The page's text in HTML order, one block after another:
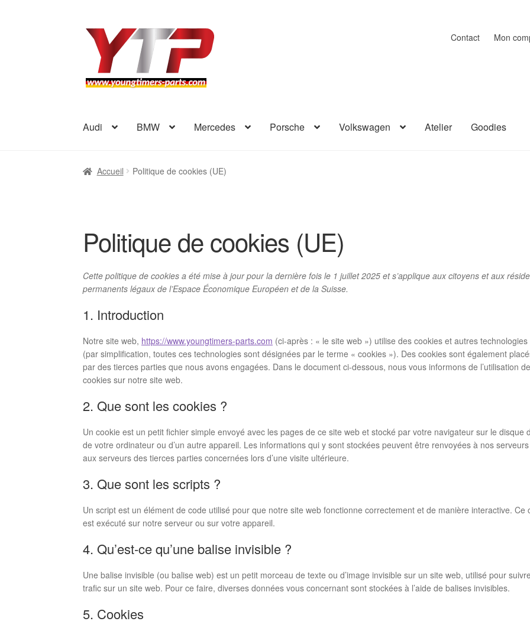
Aller
navigation
Aller
contenu
Contact Mon
Audi BMW Mercedes Porsche Volkswagen Atelier Goodies
Accueil Politique de cookies (UE)
Politique de cookies (UE)
Cette politique de cookies a été mise à jour pour la dernière fois le 1 juillet 2025 et s’applique aux citoyens et aux
permanents légaux de l’Espace Économique Européen et de la Suisse.
1. Introduction
Notre site web, https://www.youngtimers-parts.com (ci-après : « le site web ») utilise des cookies et autres technologies
(par simplification, toutes ces technologies sont désignées par le terme « cookies »). Des cookies sont également
par des tierces parties que nous avons engagées. Dans le document ci-dessous, nous vous informons de l’utilisation
cookies sur notre site web.
2. Que sont les cookies ?
Un cookie est un petit fichier simple envoyé avec les pages de ce site web et stocké par votre navigateur sur le disque
de votre ordinateur ou d’un autre appareil. Les informations qui y sont stockées peuvent être renvoyées à nos
aux serveurs des tierces parties concernées lors d’une visite ultérieure.
3. Que sont les scripts ?
Un script est un élément de code utilisé pour que notre site web fonctionne correctement et de manière interactive. Ce
est exécuté sur notre serveur ou sur votre appareil.
4. Qu’est-ce qu’une balise invisible ?
Une balise invisible (ou balise web) est un petit morceau de texte ou d’image invisible sur un site web, utilisé pour
trafic sur un site web. Pour ce faire, diverses données vous concernant sont stockées à l’aide de balises invisibles.
5. Cookies